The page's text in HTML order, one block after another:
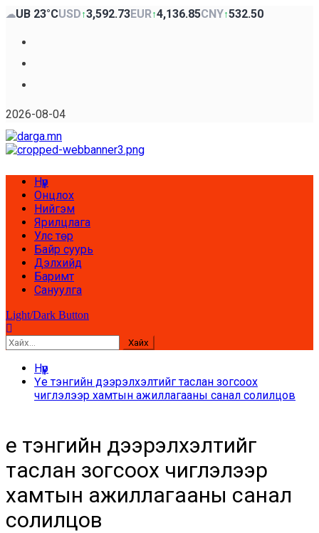
Skip
content
☁UB 23°CUSD↑3,592.73EUR↑4,136.85CNY↑532.50
2026-08-04
Primary
Menu
Нүүр
Онцлох
Нийгэм
Ярилцлага
Улс төр
Байр суурь
Дэлхийд
Баримт
Сануулга
Light/Dark Button
Хайх:
Нүүр
Үе тэнгийн дээрэлхэлтийг таслан зогсоох
чиглэлээр хамтын ажиллагааны санал солилцов
Үе тэнгийн дээрэлхэлтийг
таслан зогсоох чиглэлээр
хамтын ажиллагааны санал
солилцов